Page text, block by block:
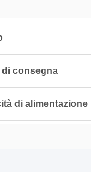
di consegna
di alimentazione